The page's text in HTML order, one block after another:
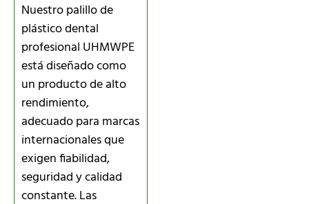
Nuestro palillo de
plástico dental
profesional UHMWPE
está diseñado como
un producto de alto
rendimiento,
adecuado para marcas
internacionales que
exigen fiabilidad,
seguridad y calidad
constante. Las